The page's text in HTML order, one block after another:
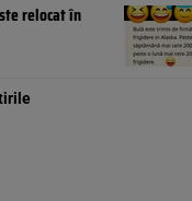
relocat în